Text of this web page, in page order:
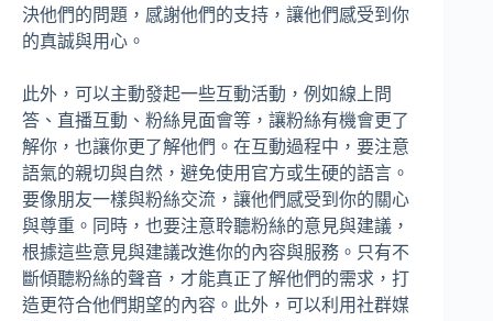
決他們的問題，感謝他們的支持，讓他們感受到你
的真誠與用心。
此外，可以主動發起一些互動活動，例如線上問
答、直播互動、粉絲見面會等，讓粉絲有機會更了
解你，也讓你更了解他們。在互動過程中，要注意
語氣的親切與自然，避免使用官方或生硬的語言。
要像朋友一樣與粉絲交流，讓他們感受到你的關心
與尊重。同時，也要注意聆聽粉絲的意見與建議，
根據這些意見與建議改進你的內容與服務。只有不
斷傾聽粉絲的聲音，才能真正了解他們的需求，打
造更符合他們期望的內容。此外，可以利用社群媒